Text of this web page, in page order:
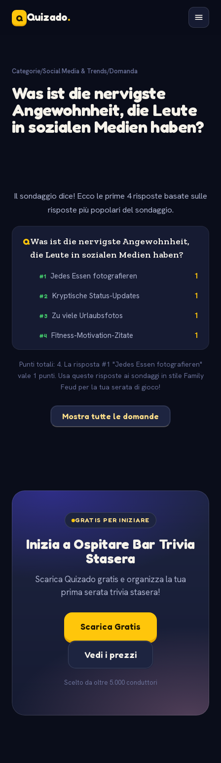
Q Quizado.
Categorie/Social Media & Trends/Domanda
Was ist die nervigste
Angewohnheit, die Leute
in sozialen Medien haben?
Il sondaggio dice! Ecco le prime 4 risposte basate sulle
risposte più popolari del sondaggio.
QWas ist die nervigste Angewohnheit,
die Leute in sozialen Medien haben?
#1 Jedes Essen fotografieren 1
#2 Kryptische Status-Updates 1
#3 Zu viele Urlaubsfotos 1
#4 Fitness-Motivation-Zitate 1
Punti totali: 4. La risposta #1 "Jedes Essen fotografieren"
vale 1 punti. Usa queste risposte ai sondaggi in stile Family
Feud per la tua serata di gioco!
Mostra tutte le domande
GRATIS PER INIZIARE
Inizia a Ospitare Bar Trivia
Stasera
Scarica Quizado gratis e organizza la tua
prima serata trivia stasera!
Scarica Gratis
Vedi i prezzi
Scelto da oltre 5.000 conduttori